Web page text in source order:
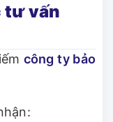
tư vấn
công ty bảo